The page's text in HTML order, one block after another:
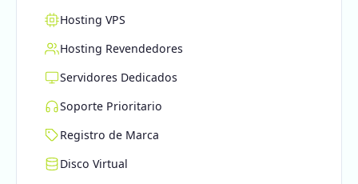
Hosting VPS
Hosting Revendedores
Servidores Dedicados
Soporte Prioritario
Registro de Marca
Disco Virtual